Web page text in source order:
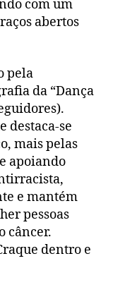
com um
abertos
pela
da “Dança
destaca-se
mais pelas
apoiando
e mantém
pessoas
câncer.
dentro e